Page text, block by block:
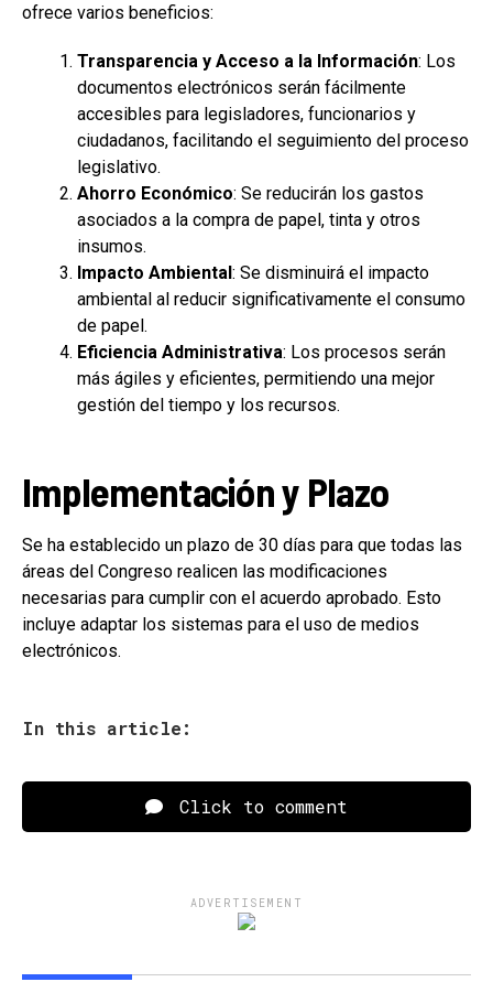
ofrece varios beneficios:
Transparencia y Acceso a la Información: Los
documentos electrónicos serán fácilmente
accesibles para legisladores, funcionarios y
ciudadanos, facilitando el seguimiento del proceso
legislativo.
Ahorro Económico: Se reducirán los gastos
asociados a la compra de papel, tinta y otros
insumos.
Impacto Ambiental: Se disminuirá el impacto
ambiental al reducir significativamente el consumo
de papel.
Eficiencia Administrativa: Los procesos serán
más ágiles y eficientes, permitiendo una mejor
gestión del tiempo y los recursos.
Implementación y Plazo
Se ha establecido un plazo de 30 días para que todas las
áreas del Congreso realicen las modificaciones
necesarias para cumplir con el acuerdo aprobado. Esto
incluye adaptar los sistemas para el uso de medios
electrónicos.
In this article:
Click to comment
ADVERTISEMENT